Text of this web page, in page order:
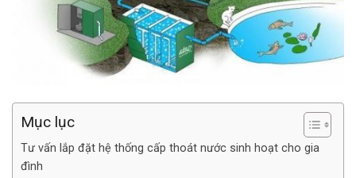
Mục lục
Tư vấn lắp đặt hệ thống cấp thoát nước sinh hoạt cho gia
đình